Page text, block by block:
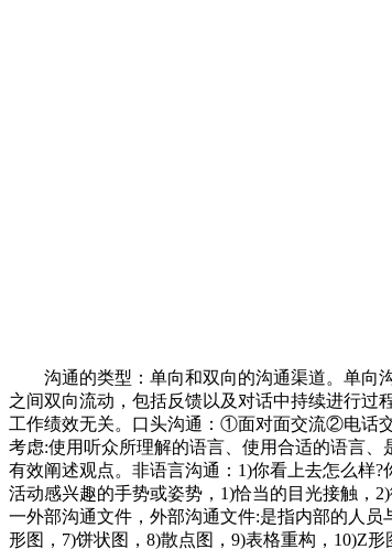
沟通的类型：单向和双向的沟通渠道。单向沟
之间双向流动，包括反馈以及对话中持续进行过
工作绩效无关。口头沟通：①面对面交流②电话
考虑:使用听众所理解的语言、使用合适的语言
有效阐述观点。非语言沟通：1)你看上去怎么样
活动感兴趣的手势或姿势，1)恰当的目光接触，
一外部沟通文件，外部沟通文件:是指内部的人
形图，7)饼状图，8)散点图，9)表格重构，10)Z形